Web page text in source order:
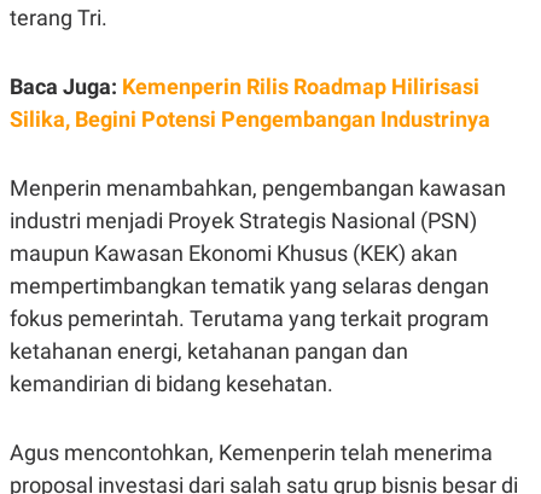
terang Tri.
Baca Juga: Kemenperin Rilis Roadmap Hilirisasi
Silika, Begini Potensi Pengembangan Industrinya
Menperin menambahkan, pengembangan kawasan
industri menjadi Proyek Strategis Nasional (PSN)
maupun Kawasan Ekonomi Khusus (KEK) akan
mempertimbangkan tematik yang selaras dengan
fokus pemerintah. Terutama yang terkait program
ketahanan energi, ketahanan pangan dan
kemandirian di bidang kesehatan.
Agus mencontohkan, Kemenperin telah menerima
proposal investasi dari salah satu grup bisnis besar di